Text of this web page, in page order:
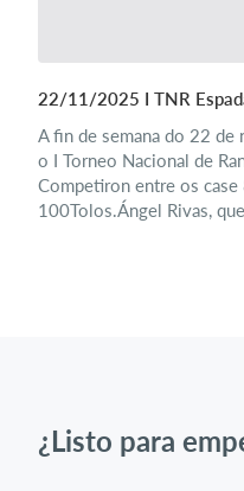
22/11/2025 I TNR
A fin de semana do 22
o I Torneo Nacional de
Competiron entre os
100Tolos.Ángel Rivas,
¿Listo para